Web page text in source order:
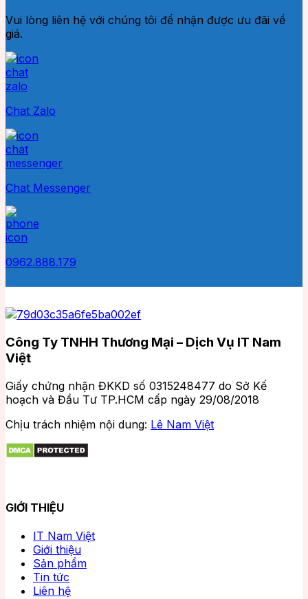
Vui lòng liên hệ với chúng tôi để nhận được ưu đãi về
giá.
Chat Zalo
Chat Messenger
0962.888.179
Công Ty TNHH Thương Mại – Dịch Vụ IT Nam
Việt
Giấy chứng nhận ĐKKD số 0315248477 do Sở Kế
hoạch và Đầu Tư TP.HCM cấp ngày 29/08/2018
Chịu trách nhiệm nội dung: Lê Nam Việt
GIỚI THIỆU
IT Nam Việt
Giới thiệu
Sản phẩm
Tin tức
Liên hệ